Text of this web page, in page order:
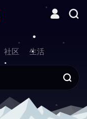
社区 生活